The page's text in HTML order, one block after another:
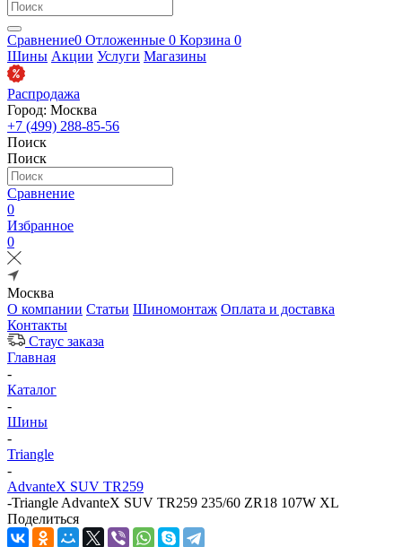
Сравнение0 Отложенные 0 Корзина 0
Шины Акции Услуги Магазины
Распродажа
Город: Москва
+7 (499) 288-85-56
Поиск
Поиск
Сравнение
0
Избранное
0
Москва
О компании Статьи Шиномонтаж Оплата и доставка
Контакты
Стаус заказа
Главная
-
Каталог
-
Шины
-
Triangle
-
AdvanteX SUV TR259
-Triangle AdvanteX SUV TR259 235/60 ZR18 107W XL
Поделиться